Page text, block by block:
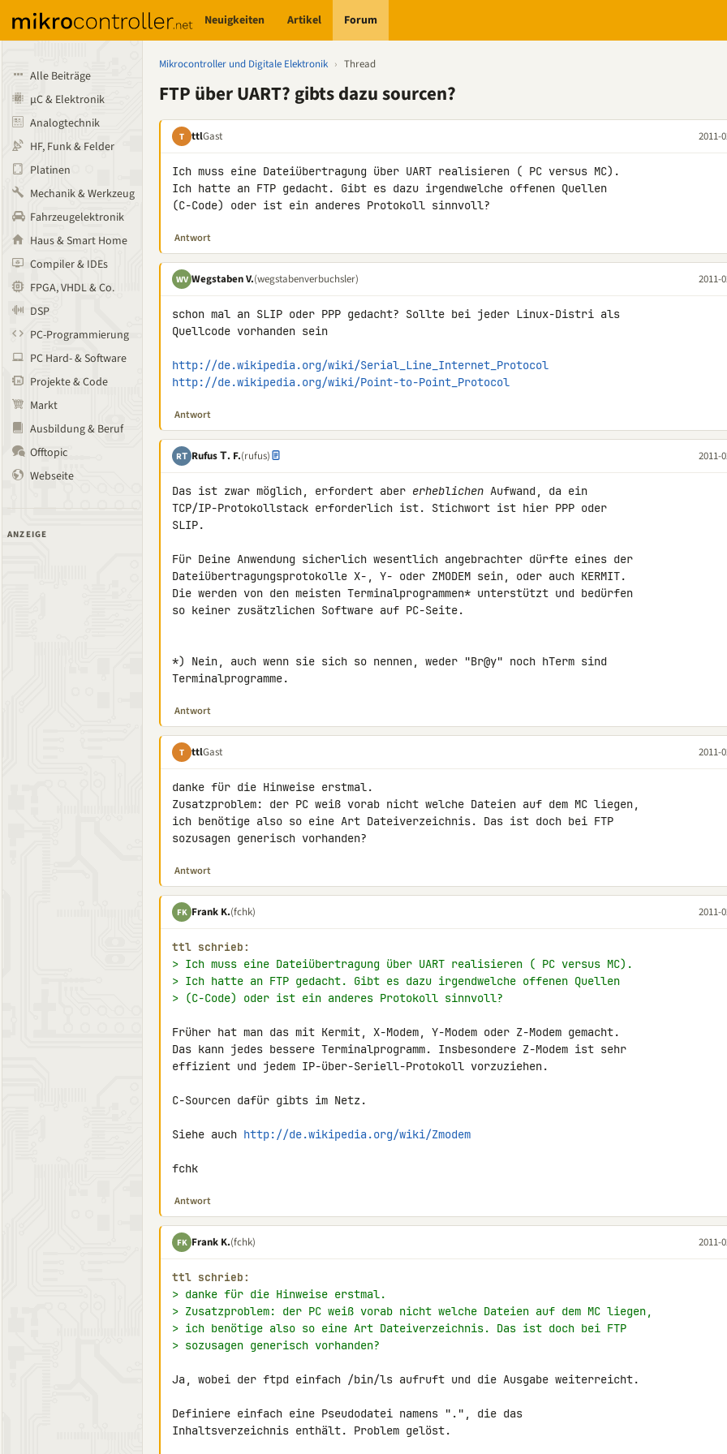
Neuigkeiten Artikel Forum
Alle Beiträge
µC & Elektronik
Analogtechnik
HF, Funk & Felder
Platinen
Mechanik & Werkzeug
Fahrzeugelektronik
Haus & Smart Home
Compiler & IDEs
FPGA, VHDL & Co.
DSP
PC-Programmierung
PC Hard- & Software
Projekte & Code
Markt
Ausbildung & Beruf
Offtopic
Webseite
ANZEIGE
Mikrocontroller und Digitale Elektronik › Thread
FTP über UART? gibts dazu sourcen?
T ttlGast 2011-
Ich muss eine Dateiübertragung über UART realisieren ( PC versus MC).
Ich hatte an FTP gedacht. Gibt es dazu irgendwelche offenen Quellen
(C-Code) oder ist ein anderes Protokoll sinnvoll?
Antwort
WV Wegstaben V.(wegstabenverbuchsler) 2011-
schon mal an SLIP oder PPP gedacht? Sollte bei jeder Linux-Distri als
Quellcode vorhanden sein
http://de.wikipedia.org/wiki/Serial_Line_Internet_Protocol
http://de.wikipedia.org/wiki/Point-to-Point_Protocol
Antwort
RΤ Rufus Τ. F.(rufus) 2011-
Das ist zwar möglich, erfordert aber erheblichen Aufwand, da ein
TCP/IP-Protokollstack erforderlich ist. Stichwort ist hier PPP oder
SLIP.
Für Deine Anwendung sicherlich wesentlich angebrachter dürfte eines der
Dateiübertragungsprotokolle X-, Y- oder ZMODEM sein, oder auch KERMIT.
Die werden von den meisten Terminalprogrammen* unterstützt und bedürfen
so keiner zusätzlichen Software auf PC-Seite.
*) Nein, auch wenn sie sich so nennen, weder "Br@y" noch hTerm sind
Terminalprogramme.
Antwort
T ttlGast 2011-
danke für die Hinweise erstmal.
Zusatzproblem: der PC weiß vorab nicht welche Dateien auf dem MC liegen,
ich benötige also so eine Art Dateiverzeichnis. Das ist doch bei FTP
sozusagen generisch vorhanden?
Antwort
FK Frank K.(fchk) 2011-
ttl schrieb:
> Ich muss eine Dateiübertragung über UART realisieren ( PC versus MC).
> Ich hatte an FTP gedacht. Gibt es dazu irgendwelche offenen Quellen
> (C-Code) oder ist ein anderes Protokoll sinnvoll?
Früher hat man das mit Kermit, X-Modem, Y-Modem oder Z-Modem gemacht.
Das kann jedes bessere Terminalprogramm. Insbesondere Z-Modem ist sehr
effizient und jedem IP-über-Seriell-Protokoll vorzuziehen.
C-Sourcen dafür gibts im Netz.
Siehe auch http://de.wikipedia.org/wiki/Zmodem
fchk
Antwort
FK Frank K.(fchk) 2011-
ttl schrieb:
> danke für die Hinweise erstmal.
> Zusatzproblem: der PC weiß vorab nicht welche Dateien auf dem MC liegen,
> ich benötige also so eine Art Dateiverzeichnis. Das ist doch bei FTP
> sozusagen generisch vorhanden?
Ja, wobei der ftpd einfach /bin/ls aufruft und die Ausgabe weiterreicht.
Definiere einfach eine Pseudodatei namens ".", die das
Inhaltsverzeichnis enthält. Problem gelöst.